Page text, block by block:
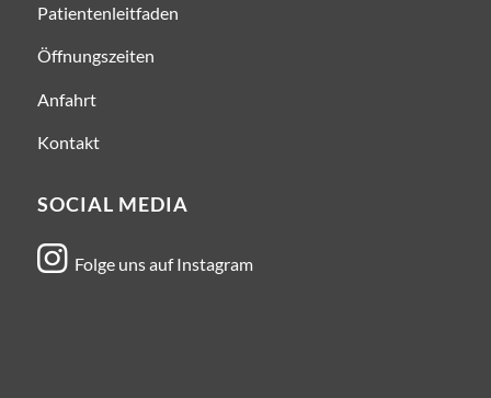
Patientenleitfaden
Öffnungszeiten
Anfahrt
Kontakt
SOCIAL MEDIA
 Folge uns auf Instagram